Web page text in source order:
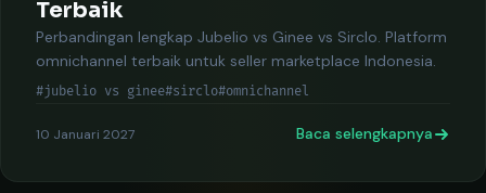
Terbaik
Perbandingan lengkap Jubelio vs Ginee vs Sirclo. Platform
omnichannel terbaik untuk seller marketplace Indonesia.
#jubelio vs ginee#sirclo#omnichannel
10 Januari 2027 Baca selengkapnya